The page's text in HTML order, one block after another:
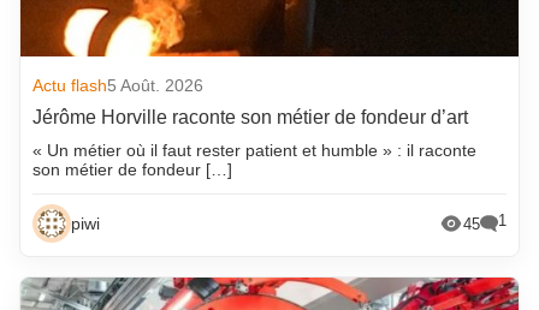
Actu flash5 Août. 2026
Jérôme Horville raconte son métier de fondeur d’art
« Un métier où il faut rester patient et humble » : il raconte
son métier de fondeur […]
piwi 45 1